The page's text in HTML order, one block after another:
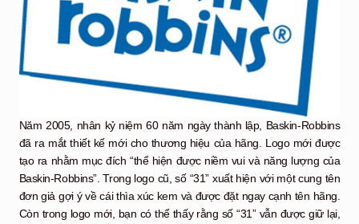
Năm 2005, nhân kỷ niệm 60 năm ngày thành lập, Baskin-Robbins
đã ra mắt thiết kế mới cho thương hiệu của hãng. Logo mới được
tạo ra nhằm mục đích “thể hiện được niềm vui và năng lượng của
Baskin-Robbins”. Trong logo cũ, số “31” xuất hiện với một cung tên
đơn giả gợi ý về cái thìa xúc kem và được đặt ngay cạnh tên hãng.
Còn trong logo mới, bạn có thể thấy rằng số “31” vẫn được giữ lại,